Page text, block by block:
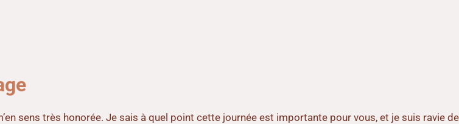
sens très honorée. Je sais à quel point cette journée est importante pour vous, et je suis ravie de